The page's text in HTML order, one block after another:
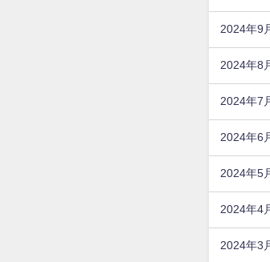
2024年9
2024年8
2024年7
2024年6
2024年5
2024年4
2024年3